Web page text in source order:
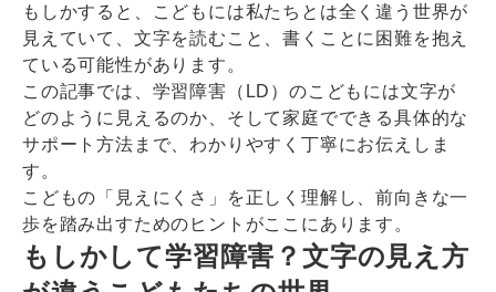
もしかすると、こどもには私たちとは全く違う世界が
見えていて、文字を読むこと、書くことに困難を抱え
ている可能性があります。
この記事では、学習障害（LD）のこどもには文字が
どのように見えるのか、そして家庭でできる具体的な
サポート方法まで、わかりやすく丁寧にお伝えしま
す。
こどもの「見えにくさ」を正しく理解し、前向きな一
歩を踏み出すためのヒントがここにあります。
もしかして学習障害？文字の見え方